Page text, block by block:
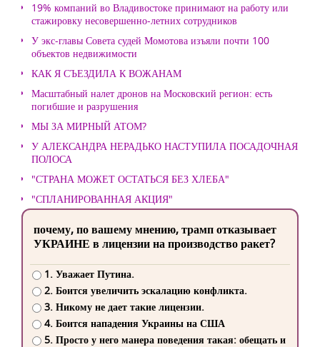
19% компаний во Владивостоке принимают на работу или
стажировку несовершенно-летних сотрудников
У экс-главы Совета судей Момотова изъяли почти 100
объектов недвижимости
КАК Я СЪЕЗДИЛА К ВОЖАНАМ
Масштабный налет дронов на Московский регион: есть
погибшие и разрушения
МЫ ЗА МИРНЫЙ АТОМ?
У АЛЕКСАНДРА НЕРАДЬКО НАСТУПИЛА ПОСАДОЧНАЯ
ПОЛОСА
"СТРАНА МОЖЕТ ОСТАТЬСЯ БЕЗ ХЛЕБА"
"СПЛАНИРОВАННАЯ АКЦИЯ"
почему, по вашему мнению, трамп отказывает
УКРАИНЕ в лицензии на производство ракет?
1. Уважает Путина.
2. Боится увеличить эскалацию конфликта.
3. Никому не дает такие лицензии.
4. Боится нападения Украины на США
5. Просто у него манера поведения такая: обещать и